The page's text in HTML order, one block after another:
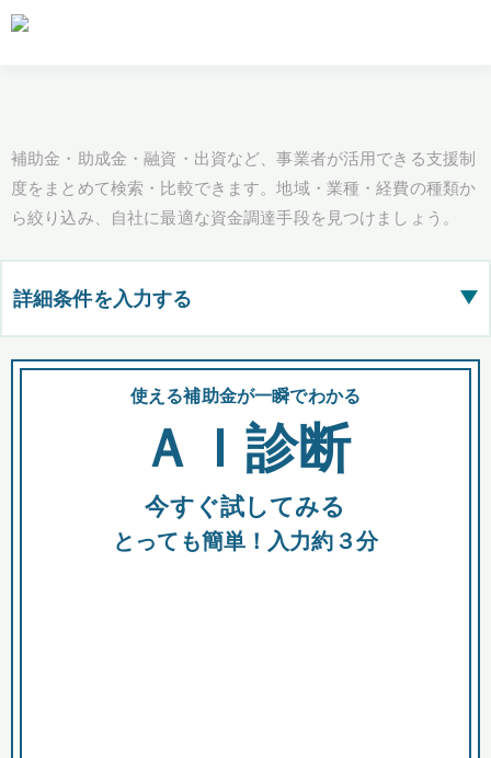
補助金・助成金・融資・出資など、事業者が活用できる支援制
度をまとめて検索・比較できます。地域・業種・経費の種類か
ら絞り込み、自社に最適な資金調達手段を見つけましょう。
詳細条件を入力する ▶
都道府県
全国の検索結果を含めて表示
助成金 融資 出資
使える補助金が一瞬でわかる
ＡＩ診断
今すぐ試してみる
とっても簡単！入力約３分